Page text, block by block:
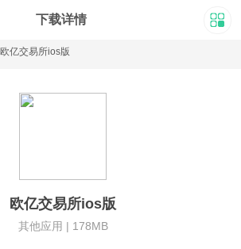
下载详情
欧亿交易所ios版
欧亿交易所ios版
其他应用 | 178MB